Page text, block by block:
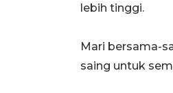
lebih tinggi.
Mari bersama-
saing untuk